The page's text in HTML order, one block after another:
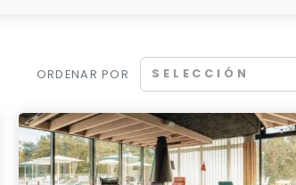
ORDENAR POR SELECCIÓN